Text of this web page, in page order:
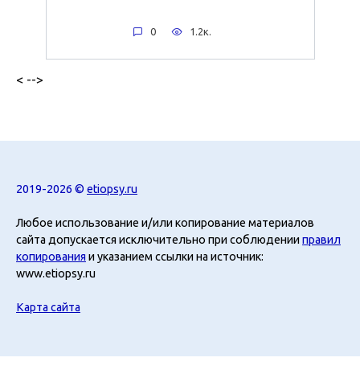
0 1.2к.
< -->
2019-2026 © etiopsy.ru
Любое использование и/или копирование материалов
сайта допускается исключительно при соблюденииправил
копирования и указанием ссылки на источник:
www.etiopsy.ru
Карта сайта